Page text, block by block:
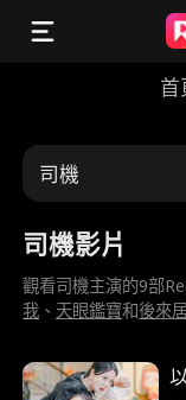
首
司機
司機影片
觀看司機主演的9部
我 、 天眼鑑寶和後來